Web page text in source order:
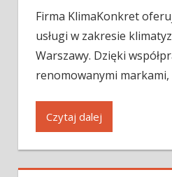
Firma KlimaKonkret
usługi w zakresie
Warszawy. Dzięki
renomowanymi
Czytaj dalej